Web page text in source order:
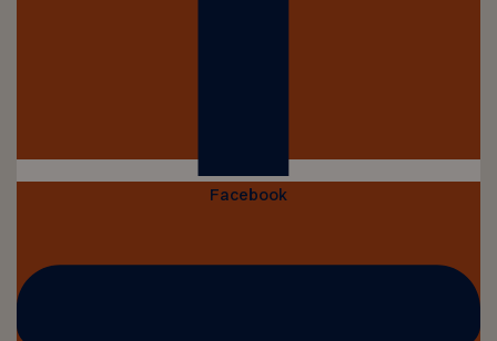
Facebook